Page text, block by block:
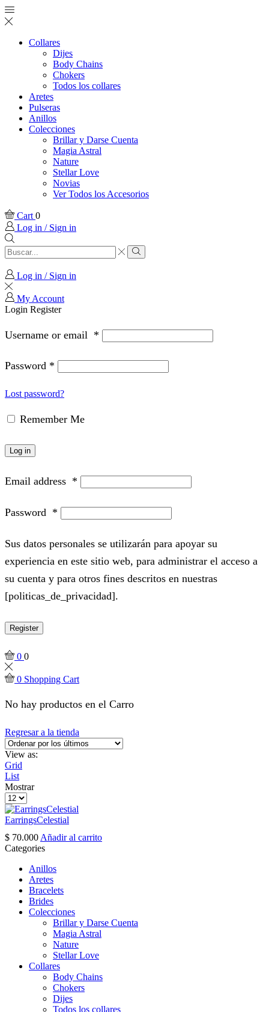
Collares
Dijes
Body Chains
Chokers
Todos los collares
Aretes
Pulseras
Anillos
Colecciones
Brillar y Darse Cuenta
Magia Astral
Nature
Stellar Love
Novias
Ver Todos los Accesorios
Cart 0
Log in / Sign in
Search
input
Search
Log in / Sign in
My Account
Login Register
Username or email *
Password *
Lost password?
Remember Me
Log in
Email address *
Password *
Sus datos personales se utilizarán para apoyar su
experiencia en este sitio web, para administrar el acceso a
su cuenta y para otros fines descritos en nuestras
[politicas_de_privacidad].
Register
0 0
0 Shopping Cart
No hay productos en el Carro
Regresar a la tienda
View as:
Grid
List
Mostrar
Products
per
page
EarringsCelestial
$ 70.000 Añadir al carrito
Categories
Anillos
Aretes
Bracelets
Brides
Colecciones
Brillar y Darse Cuenta
Magia Astral
Nature
Stellar Love
Collares
Body Chains
Chokers
Dijes
Todos los collares